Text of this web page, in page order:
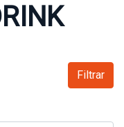
Filtrar